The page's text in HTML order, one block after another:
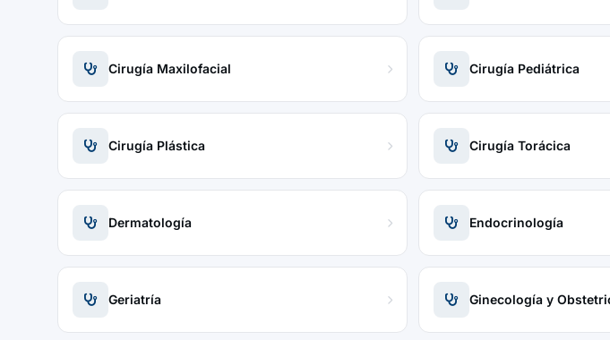
Cirugía Maxilofacial Cirugía Pediátrica
Cirugía Plástica Cirugía Torácica
Dermatología Endocrinología
Geriatría Ginecología y